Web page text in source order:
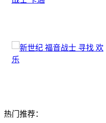
热门推荐：